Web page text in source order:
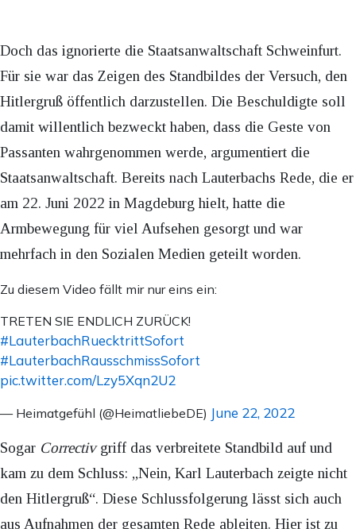
Doch das ignorierte die Staatsanwaltschaft Schweinfurt.
Für sie war das Zeigen des Standbildes der Versuch, den
Hitlergruß öffentlich darzustellen. Die Beschuldigte soll
damit willentlich bezweckt haben, dass die Geste von
Passanten wahrgenommen werde, argumentiert die
Staatsanwaltschaft. Bereits nach Lauterbachs Rede, die er
am 22. Juni 2022 in Magdeburg hielt, hatte die
Armbewegung für viel Aufsehen gesorgt und war
mehrfach in den Sozialen Medien geteilt worden.
Zu diesem Video fällt mir nur eins ein:
TRETEN SIE ENDLICH ZURÜCK!
#LauterbachRuecktrittSofort
#LauterbachRausschmissSofort
pic.twitter.com/Lzy5Xqn2U2
— Heimatgefühl (@HeimatliebeDE) June 22, 2022
Sogar Correctivgriff das verbreitete Standbild auf und
kam zu dem Schluss: „Nein, Karl Lauterbach zeigte nicht
den Hitlergruß“. Diese Schlussfolgerung lässt sich auch
aus Aufnahmen der gesamten Rede ableiten. Hier ist zu